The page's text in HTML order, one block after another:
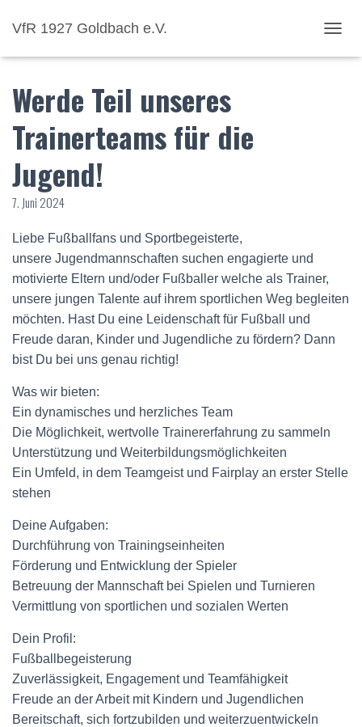
VfR 1927 Goldbach e.V.
Werde Teil unseres
Trainerteams für die
Jugend!
7. Juni 2024
Liebe Fußballfans und Sportbegeisterte,
unsere Jugendmannschaften suchen engagierte und
motivierte Eltern und/oder Fußballer welche als Trainer,
unsere jungen Talente auf ihrem sportlichen Weg begleiten
möchten. Hast Du eine Leidenschaft für Fußball und
Freude daran, Kinder und Jugendliche zu fördern? Dann
bist Du bei uns genau richtig!
Was wir bieten:
Ein dynamisches und herzliches Team
Die Möglichkeit, wertvolle Trainererfahrung zu sammeln
Unterstützung und Weiterbildungsmöglichkeiten
Ein Umfeld, in dem Teamgeist und Fairplay an erster Stelle
stehen
Deine Aufgaben:
Durchführung von Trainingseinheiten
Förderung und Entwicklung der Spieler
Betreuung der Mannschaft bei Spielen und Turnieren
Vermittlung von sportlichen und sozialen Werten
Dein Profil:
Fußballbegeisterung
Zuverlässigkeit, Engagement und Teamfähigkeit
Freude an der Arbeit mit Kindern und Jugendlichen
Bereitschaft, sich fortzubilden und weiterzuentwickeln